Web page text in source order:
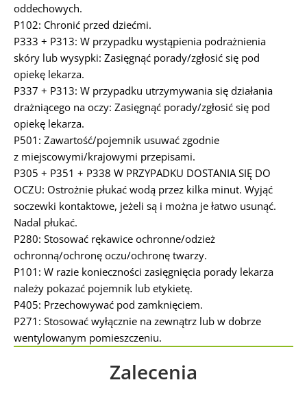
oddechowych.
P102: Chronić przed dziećmi.
P333 + P313: W przypadku wystąpienia podrażnienia
skóry lub wysypki: Zasięgnąć porady/zgłosić się pod
opiekę lekarza.
P337 + P313: W przypadku utrzymywania się działania
drażniącego na oczy: Zasięgnąć porady/zgłosić się pod
opiekę lekarza.
P501: Zawartość/pojemnik usuwać zgodnie
z miejscowymi/krajowymi przepisami.
P305 + P351 + P338 W PRZYPADKU DOSTANIA SIĘ DO
OCZU: Ostrożnie płukać wodą przez kilka minut. Wyjąć
soczewki kontaktowe, jeżeli są i można je łatwo usunąć.
Nadal płukać.
P280: Stosować rękawice ochronne/odzież
ochronną/ochronę oczu/ochronę twarzy.
P101: W razie konieczności zasięgnięcia porady lekarza
należy pokazać pojemnik lub etykietę.
P405: Przechowywać pod zamknięciem.
P271: Stosować wyłącznie na zewnątrz lub w dobrze
wentylowanym pomieszczeniu.
Zalecenia